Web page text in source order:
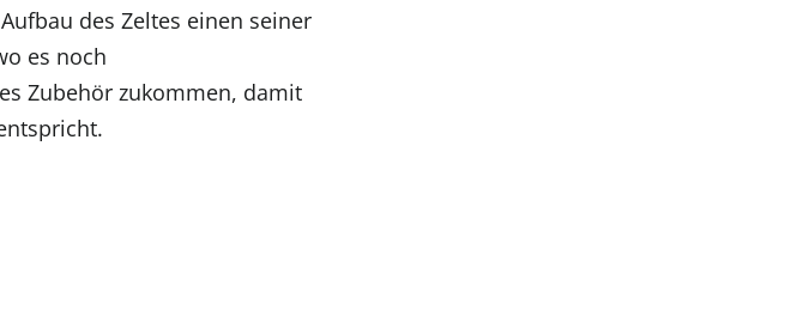
des Zeltes einen seiner
es noch
Zubehör zukommen, damit